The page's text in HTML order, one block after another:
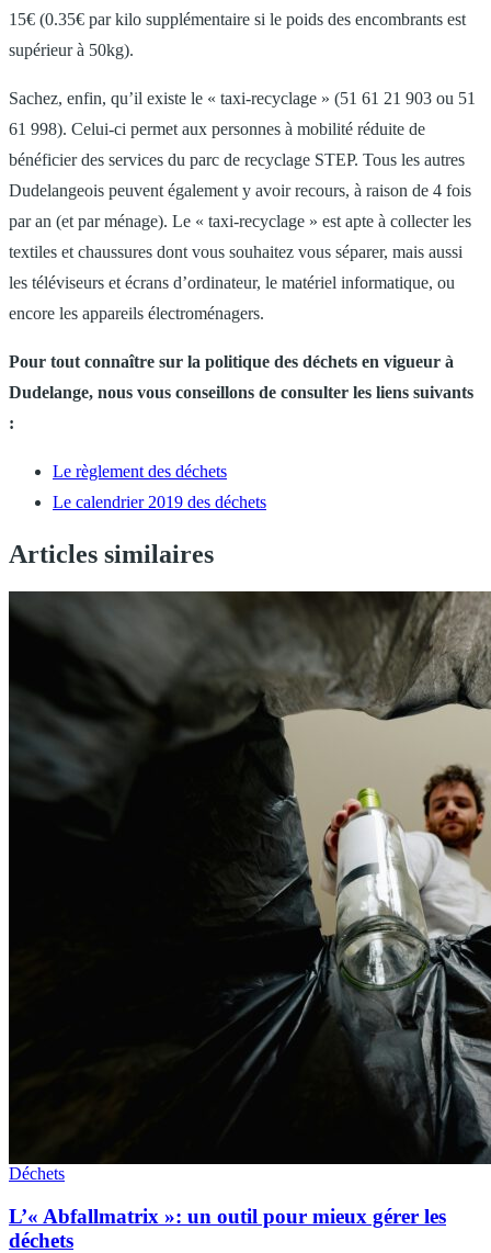
15€ (0.35€ par kilo supplémentaire si le poids des encombrants est
supérieur à 50kg).
Sachez, enfin, qu’il existe le « taxi-recyclage » (51 61 21 903 ou 51
61 998). Celui-ci permet aux personnes à mobilité réduite de
bénéficier des services du parc de recyclage STEP. Tous les autres
Dudelangeois peuvent également y avoir recours, à raison de 4 fois
par an (et par ménage). Le « taxi-recyclage » est apte à collecter les
textiles et chaussures dont vous souhaitez vous séparer, mais aussi
les téléviseurs et écrans d’ordinateur, le matériel informatique, ou
encore les appareils électroménagers.
Pour tout connaître sur la politique des déchets en vigueur à
Dudelange, nous vous conseillons de consulter les liens suivants
:
Le règlement des déchets
Le calendrier 2019 des déchets
Articles similaires
Déchets
L’« Abfallmatrix »: un outil pour mieux gérer les
déchets